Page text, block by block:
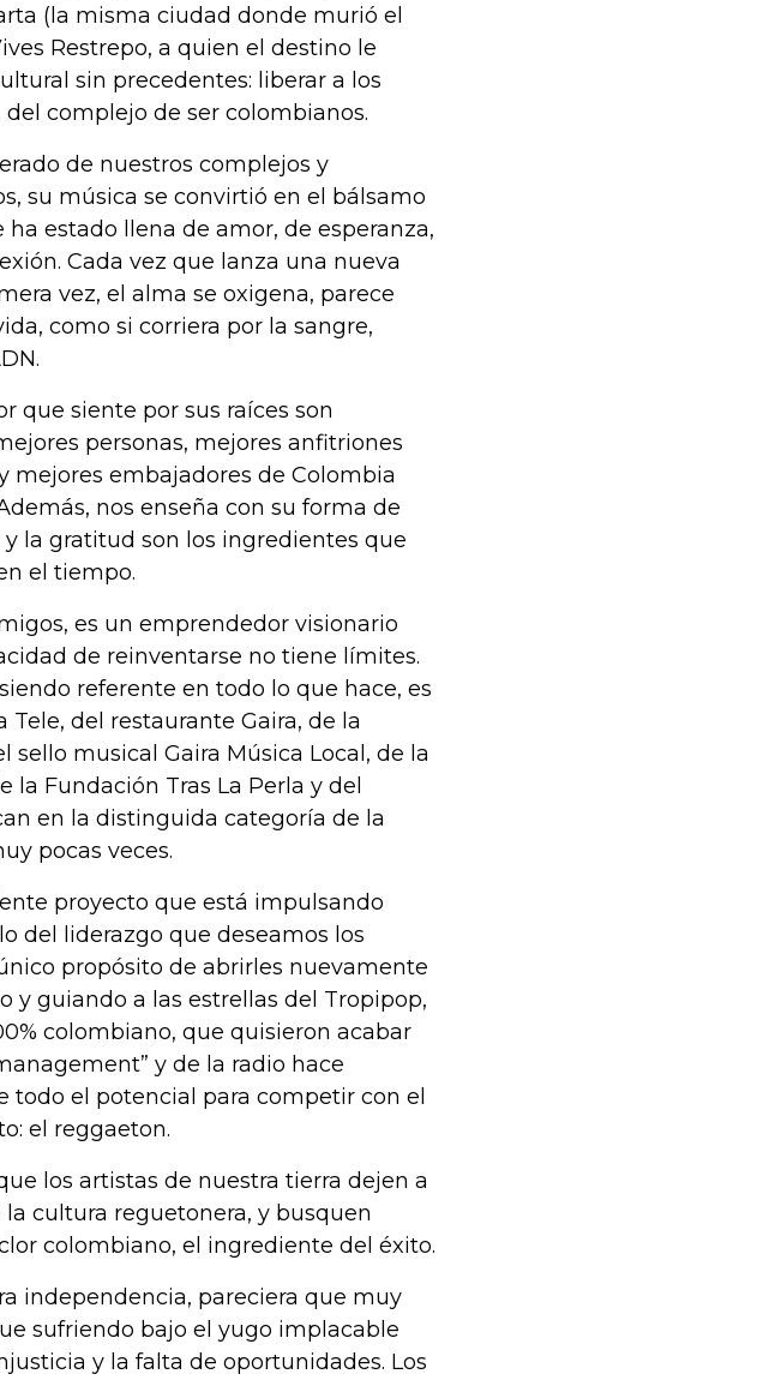
(la misma ciudad donde murió el
Restrepo, a quien el destino le
sin precedentes: liberar a los
complejo de ser colombianos.
de nuestros complejos y
su música se convirtió en el bálsamo
estado llena de amor, de esperanza,
Cada vez que lanza una nueva
vez, el alma se oxigena, parece
como si corriera por la sangre,
que siente por sus raíces son
personas, mejores anfitriones
mejores embajadores de Colombia
nos enseña con su forma de
la gratitud son los ingredientes que
el tiempo.
es un emprendedor visionario
de reinventarse no tiene límites.
referente en todo lo que hace, es
Tele, del restaurante Gaira, de la
sello musical Gaira Música Local, de la
Fundación Tras La Perla y del
en la distinguida categoría de la
pocas veces.
proyecto que está impulsando
del liderazgo que deseamos los
propósito de abrirles nuevamente
y guiando a las estrellas del Tropipop,
colombiano, que quisieron acabar
y de la radio hace
todo el potencial para competir con el
el reggaeton.
los artistas de nuestra tierra dejen a
cultura reguetonera, y busquen
colombiano, el ingrediente del éxito.
independencia, pareciera que muy
sufriendo bajo el yugo implacable
y la falta de oportunidades. Los